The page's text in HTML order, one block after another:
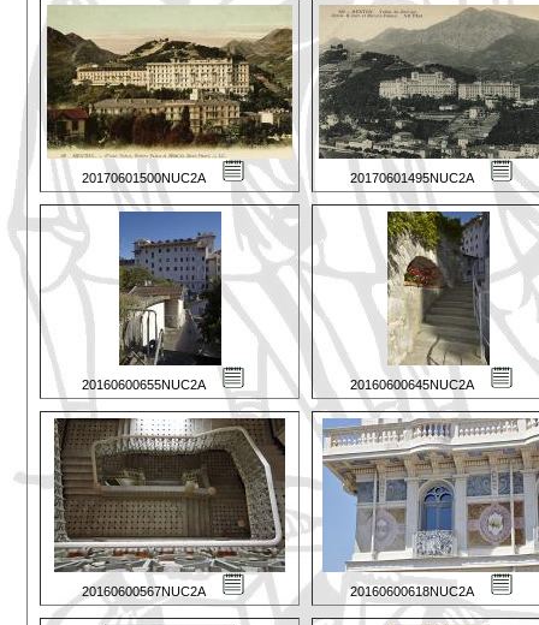
20170601500NUC2A 20170601495NUC2A
20160600655NUC2A 20160600645NUC2A
20160600567NUC2A 20160600618NUC2A